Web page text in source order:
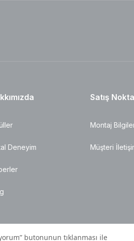
Deneyim
Satış
Montaj
Müşteri